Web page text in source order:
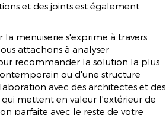
et des joints est également
la menuiserie s'exprime à travers
attachons à analyser
recommander la solution la plus
ou d'une structure
avec des architectes et des
mettent en valeur l'extérieur de
parfaite avec le reste de votre